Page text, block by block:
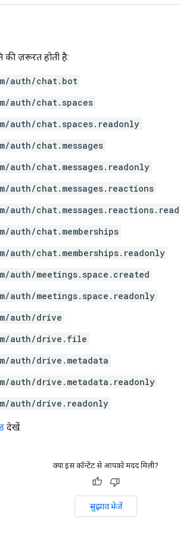
की ज़रूरत होती है:
auth/chat.bot
auth/chat.spaces
auth/chat.spaces.readonly
auth/chat.messages
auth/chat.messages.readonly
auth/chat.messages.reactions
auth/
auth/chat.memberships
auth/chat.memberships.readonly
auth/meetings.space.created
auth/meetings.space.readonly
auth/drive
auth/drive.file
auth/drive.metadata
auth/drive.metadata.readonly
auth/drive.readonly
देखें.
क्या इस कॉन्टेंट से आपको मदद मिली?
सुझाव भेजें